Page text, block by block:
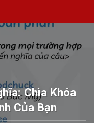
Chìa Khóa
Của Bạn